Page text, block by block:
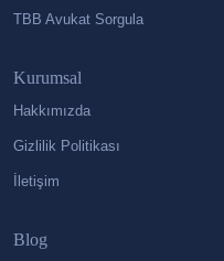
TBB Avukat Sorgula
Kurumsal
Hakkımızda
Gizlilik Politikası
İletişim
Blog